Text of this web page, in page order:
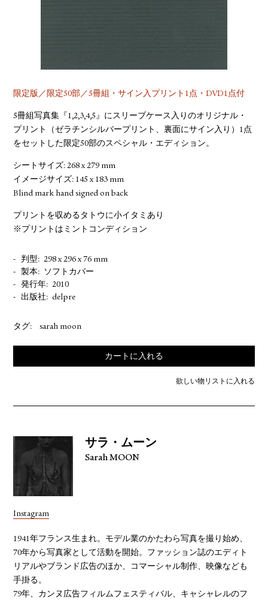
カートに入れる
欲しい物リストに入れる
限定版／限定50部／5冊組・サイン入プリント1点・DVD1点付
5冊組写真集『1,2,3,4,5』にスリーブケース入りのオリジナル・
プリント（ゼラチンシルバープリント、裏面にサイン入り）1点
をセットした限定50部のスペシャル・エディション。
シートサイズ: 268 x 279 mm
イメージサイズ: 145 x 183 mm
Blind mark hand signed on back
プリントを収めるタトウに小イタミあり
※プリントはミントコンディション
判型
298 x 296 x 76 mm
製本
ソフトカバー
発行年
2010
出版社
delpre
タグ: sarah moon
サラ・ムーン
Sarah MOON
Instagram
1941年フランス生まれ。モデル業のかたわら写真を撮り始め、
70年から写真家として活動を開始。ファッション誌のエディト
リアルやブランド広告のほか、コマーシャル制作、映像なども
手掛る。
79年、カンヌ広告フィルムフェスティバル、キャシャレルのフ